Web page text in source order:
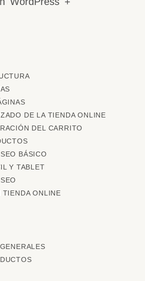
DE LA TIENDA ONLINE
DEL CARRITO
BÁSICO
Y TABLET
ONLINE